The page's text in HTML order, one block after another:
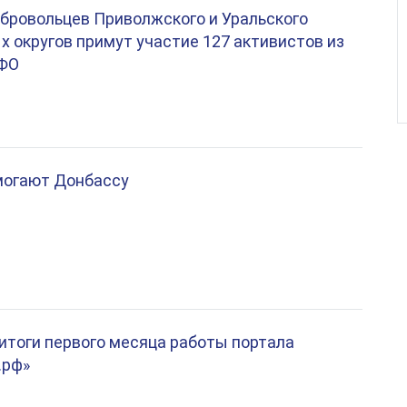
Приволжского и Уральского
округов примут участие 127 активистов из
Донбассу
первого месяца работы портала